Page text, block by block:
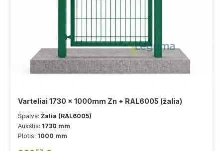
Varteliai 1730 x 1000mm Zn + RAL6005 (žalia)
Spalva: Žalia (RAL6005)
Aukštis: 1730 mm
Plotis: 1000 mm